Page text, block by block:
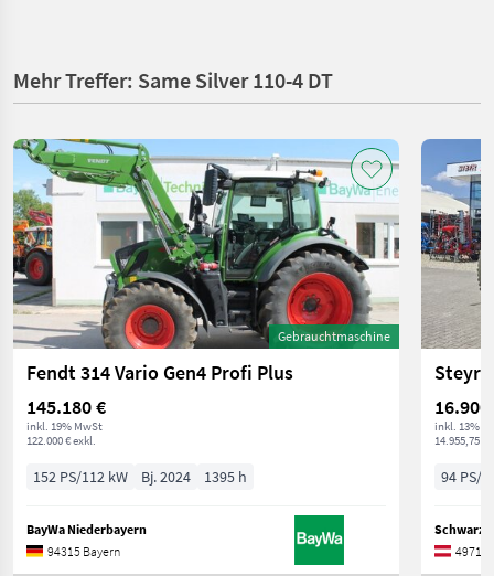
Mehr Treffer: Same Silver 110-4 DT
Gebrauchtmaschine
Fendt 314 Vario Gen4 Profi Plus
145.180 €
inkl. 19% MwSt
122.000 € exkl.
152 PS/112 kW Bj. 2024 1395 h
BayWa Niederbayern
94315 Bayern
Steyr
16.900
inkl. 13%
14.955,75 €
94 PS/
4971